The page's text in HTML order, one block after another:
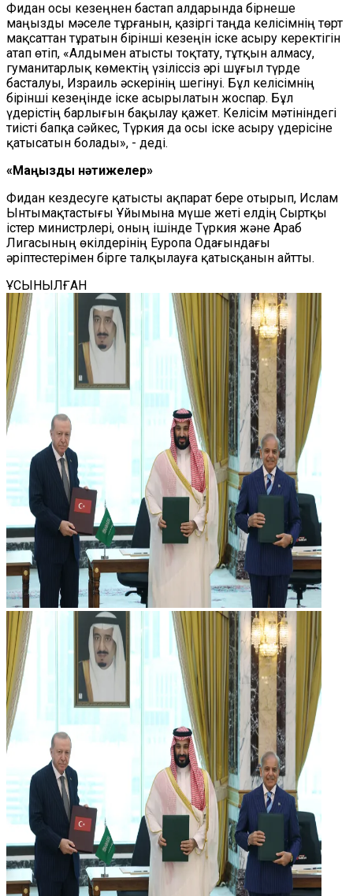
Фидан осы кезеңнен бастап алдарында бірнеше
маңызды мәселе тұрғанын, қазіргі таңда келісімнің төрт
мақсаттан тұратын бірінші кезеңін іске асыру керектігін
атап өтіп, «Алдымен атысты тоқтату, тұтқын алмасу,
гуманитарлық көмектің үзіліссіз әрі шұғыл түрде
басталуы, Израиль әскерінің шегінуі. Бұл келісімнің
бірінші кезеңінде іске асырылатын жоспар. Бұл
үдерістің барлығын бақылау қажет. Келісім мәтініндегі
тиісті бапқа сәйкес, Түркия да осы іске асыру үдерісіне
қатысатын болады», - деді.
«Маңызды нәтижелер»
Фидан кездесуге қатысты ақпарат бере отырып, Ислам
Ынтымақтастығы Ұйымына мүше жеті елдің Сыртқы
істер министрлері, оның ішінде Түркия және Араб
Лигасының өкілдерінің Еуропа Одағындағы
әріптестерімен бірге талқылауға қатысқанын айтты.
ҰСЫНЫЛҒАН